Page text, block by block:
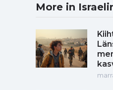
More in